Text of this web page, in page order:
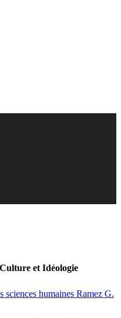
et Idéologie
sciences humaines Ramez G.